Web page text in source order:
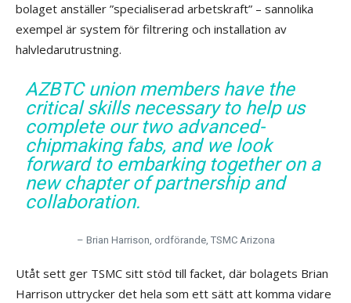
bolaget anställer ”specialiserad arbetskraft” – sannolika
exempel är system för filtrering och installation av
halvledarutrustning.
AZBTC union members have the
critical skills necessary to help us
complete our two advanced-
chipmaking fabs, and we look
forward to embarking together on a
new chapter of partnership and
collaboration.
– Brian Harrison, ordförande, TSMC Arizona
Utåt sett ger TSMC sitt stöd till facket, där bolagets Brian
Harrison uttrycker det hela som ett sätt att komma vidare